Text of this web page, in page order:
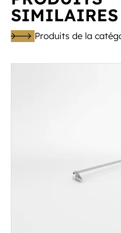
SIMILAIRES
Produits de la